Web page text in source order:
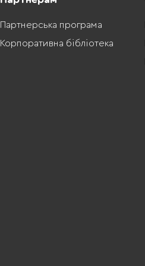
Партнерська програма
Корпоративна бібліотека